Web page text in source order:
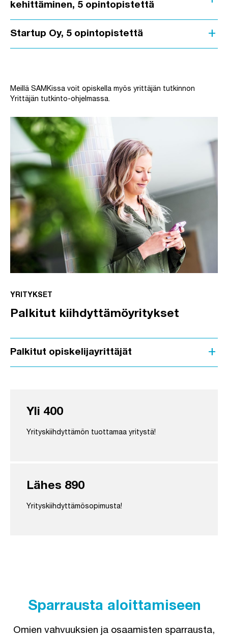
kehittäminen, 5 opintopistettä
Startup Oy, 5 opintopistettä add
Meillä SAMKissa voit opiskella myös yrittäjän tutkinnon
Yrittäjän tutkinto-ohjelmassa.
YRITYKSET
Palkitut kiihdyttämöyritykset
Palkitut opiskelijayrittäjät add
Yli 400
Yrityskiihdyttämön tuottamaa yritystä!
Lähes 890
Yrityskiihdyttämösopimusta!
Sparrausta aloittamiseen
Omien vahvuuksien ja osaamisten sparrausta,